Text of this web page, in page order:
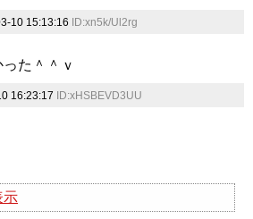
10 15:13:16 ID:xn5k/Ul2rg
た＾＾ｖ
16:23:17 ID:xHSBEVD3UU
示